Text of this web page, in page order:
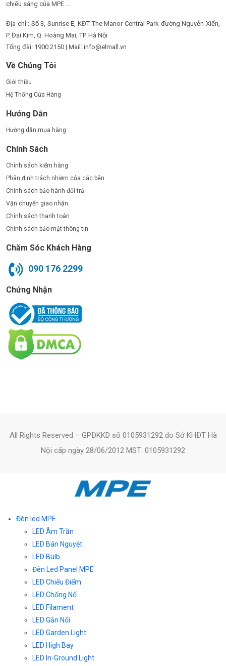
chiếu sáng của MPE ....
Địa chỉ : Số 3, Sunrise E, KĐT The Manor Central Park đường Nguyễn Xiển,
P. Đại Kim, Q. Hoàng Mai, TP. Hà Nội
Tổng đài: 1900 2150 | Mail: info@elmall.vn
Về Chúng Tôi
Giới thiệu
Hệ Thống Cửa Hàng
Hướng Dẫn
Hướng dẫn mua hàng
Chính Sách
Chính sách kiểm hàng
Phân định trách nhiệm của các bên
Chính sách bảo hành đổi trả
Vận chuyển giao nhận
Chính sách thanh toán
Chính sách bảo mật thông tin
Chăm Sóc Khách Hàng
090 176 2299
Chứng Nhận
All Rights Reserved – GPĐKKD số 0105931292 do Sở KHĐT Hà
Nội cấp ngày 28/06/2012 MST: 0105931292
Đèn led MPE
LED Âm Trần
LED Bán Nguyệt
LED Bulb
Đèn Led Panel MPE
LED Chiếu Điểm
LED Chống Nổ
LED Filament
LED Gắn Nổi
LED Garden Light
LED High Bay
LED In-Ground Light